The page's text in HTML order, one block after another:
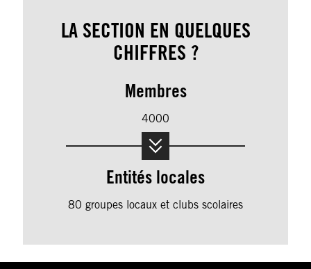
LA SECTION EN QUELQUES
CHIFFRES ?
Membres
4000
Entités locales
80 groupes locaux et clubs scolaires